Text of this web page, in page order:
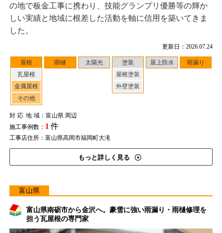
更新日：2026.07.24
屋根
瓦屋根
金属屋根
その他
雨樋 太陽光
塗装
屋根塗装
外壁塗装
屋上防水 雨漏り
対応地域：富山県 周辺
施工事例数： 1 件
工事店住所：富山県高岡市福岡町大滝
もっと詳しく見る
の地で板金工事に携わり、技能グランプリ優勝等の輝か
しい実績と地域に根差した活動を軸に信用を築いてきま
した。
富山県
富山県南砺市から金沢へ。豪雪に強い雨漏り・雨樋修理を
担う瓦屋根の専門家